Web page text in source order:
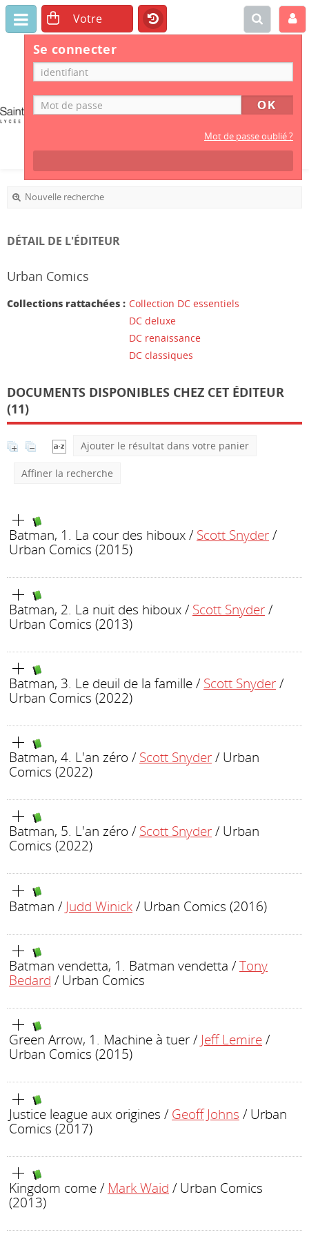
CDI
LYCÉE
PROFESSIONNEL
Se connecter
Mot de passe oublié ?
Nouvelle recherche
DÉTAIL DE L'ÉDITEUR
Urban Comics
Collections rattachées : Collection DC essentiels
DC deluxe
DC renaissance
DC classiques
DOCUMENTS DISPONIBLES CHEZ CET ÉDITEUR
(11)
Ajouter le résultat dans votre panier
Affiner la recherche
Batman, 1. La cour des hiboux/ Scott Snyder/
Urban Comics (2015)
Batman, 2. La nuit des hiboux/ Scott Snyder/
Urban Comics (2013)
Batman, 3. Le deuil de la famille/ Scott Snyder/
Urban Comics (2022)
Batman, 4. L'an zéro / Scott Snyder/ Urban
Comics (2022)
Batman, 5. L'an zéro / Scott Snyder/ Urban
Comics (2022)
Batman / Judd Winick/ Urban Comics (2016)
Batman vendetta, 1. Batman vendetta /Tony
Bedard / Urban Comics
Green Arrow, 1. Machine à tuer/ Jeff Lemire/
Urban Comics (2015)
Justice league aux origines / Geoff Johns / Urban
Comics (2017)
Kingdom come/ Mark Waid / Urban Comics
(2013)